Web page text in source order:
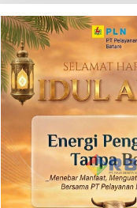
Forum Nasional,
Tegaskan
Jadi
Pemerataan